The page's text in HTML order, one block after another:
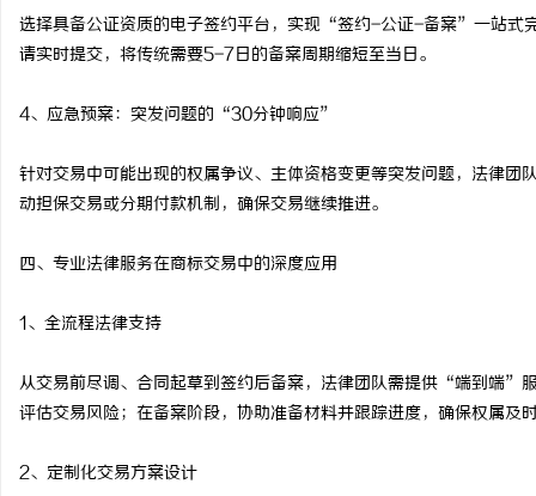
选择具备公证资质的电子签约平台，实现“签约-公证-备案”一站式
请实时提交，将传统需要5-7日的备案周期缩短至当日。
4、应急预案：突发问题的“30分钟响应”
针对交易中可能出现的权属争议、主体资格变更等突发问题，法律
动担保交易或分期付款机制，确保交易继续推进。
四、专业法律服务在商标交易中的深度应用
1、全流程法律支持
从交易前尽调、合同起草到签约后备案，法律团队需提供“端到端”
评估交易风险；在备案阶段，协助准备材料并跟踪进度，确保权属及
2、定制化交易方案设计